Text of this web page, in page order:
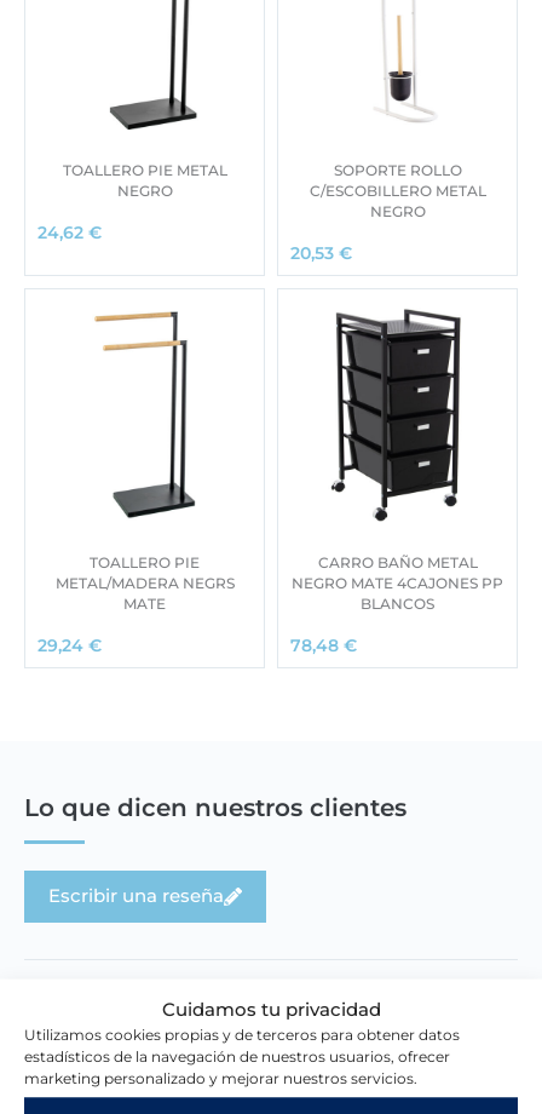
Cuidamos tu privacidad
Utilizamos cookies propias y de terceros para obtener datos
estadísticos de la navegación de nuestros usuarios, ofrecer
marketing personalizado y mejorar nuestros servicios.
TOALLERO PIE METAL
NEGRO
24,62 €
SOPORTE ROLLO
C/ESCOBILLERO METAL
NEGRO
20,53 €
TOALLERO PIE
METAL/MADERA NEGRS
MATE
29,24 €
CARRO BAÑO METAL
NEGRO MATE 4CAJONES PP
BLANCOS
78,48 €
Lo que dicen nuestros clientes
Escribir una reseña
Novedades en la tienda